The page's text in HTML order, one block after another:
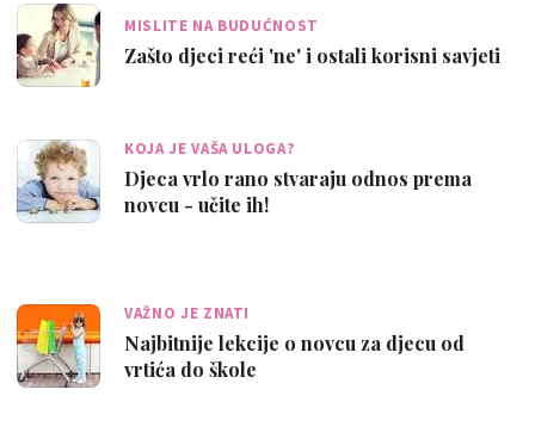
MISLITE NA BUDUĆNOST
Zašto djeci reći 'ne' i ostali korisni savjeti
KOJA JE VAŠA ULOGA?
Djeca vrlo rano stvaraju odnos prema
novcu - učite ih!
VAŽNO JE ZNATI
Najbitnije lekcije o novcu za djecu od
vrtića do škole